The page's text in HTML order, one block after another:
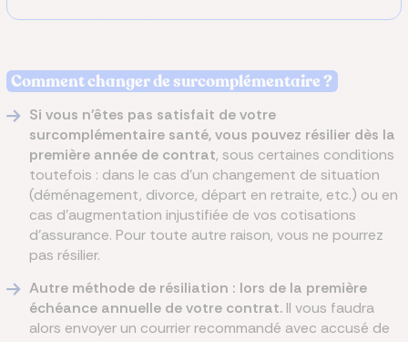
Comment changer de surcomplémentaire ?
Si vous n'êtes pas satisfait de votre
surcomplémentaire santé, vous pouvez résilier dès la
première année de contrat, sous certaines conditions
toutefois : dans le cas d'un changement de situation
(déménagement, divorce, départ en retraite, etc.) ou en
cas d'augmentation injustifiée de vos cotisations
d'assurance. Pour toute autre raison, vous ne pourrez
pas résilier.
Autre méthode de résiliation : lors de la première
échéance annuelle de votre contrat. Il vous faudra
alors envoyer un courrier recommandé avec accusé de